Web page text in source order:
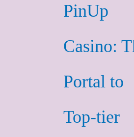
PinUp
Casino:
Portal to
Top-tier